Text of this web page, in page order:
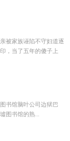
被家族诬陷不守妇道逐
，当了五年的傻子上
书馆脑叶公司边狱巴
图书馆的熟...